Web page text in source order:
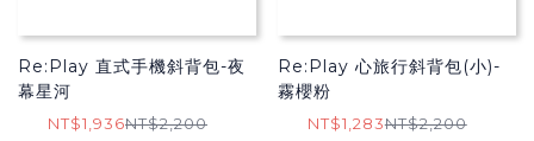
Re:Play 直式手機斜背包-夜
幕星河
NT$1,936NT$2,200
Re:Play 心旅行斜背包(小)-
霧櫻粉
NT$1,283NT$2,200